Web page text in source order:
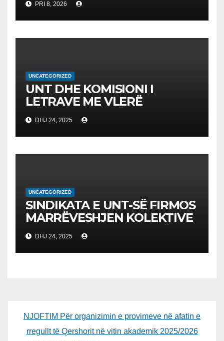
DHËNAVE, NGA PROF. DR.
BEKIM FETAJI
PRI 8, 2026
UNCATEGORIZED
UNT DHE KOMISIONI I
LETRAVE ME VLERË
NËNSHKRUAJNË
MEMORANDUM
BASHKËPUNIMI PËR
AVANCIMIN E EDUKIMIT
DHJ 24, 2025
UNCATEGORIZED
SINDIKATA E UNT-SË FIRMOS
MARRËVESHJEN KOLEKTIVE
ME KUVENDIN E RMV-SË
DHJ 24, 2025
NJOFTIM Për organizimin e provimeve në afatin e
rregullt të Qershorit në vitin akademik 2025/2026